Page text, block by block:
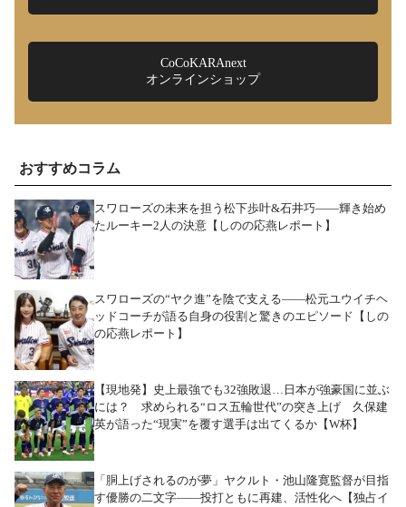
CoCoKARAnext
オンラインショップ
おすすめコラム
スワローズの未来を担う松下歩叶&石井巧――輝き始め
たルーキー2人の決意【しのの応燕レポート】
スワローズの“ヤク進”を陰で支える――松元ユウイチヘ
ッドコーチが語る自身の役割と驚きのエピソード【しの
の応燕レポート】
【現地発】史上最強でも32強敗退…日本が強豪国に並ぶ
には？ 求められる“ロス五輪世代”の突き上げ 久保建
英が語った“現実”を覆す選手は出てくるか【W杯】
「胴上げされるのが夢」ヤクルト・池山隆寛監督が目指
す優勝の二文字――投打ともに再建、活性化へ【独占イ